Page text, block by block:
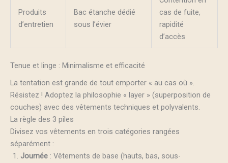
Produits
d’entretien
Bac étanche dédié
sous l’évier
cas de fuite,
rapidité
d’accès
Tenue et linge : Minimalisme et efficacité
La tentation est grande de tout emporter « au cas où ».
Résistez ! Adoptez la philosophie « layer » (superposition de
couches) avec des vêtements techniques et polyvalents.
La règle des 3 piles
Divisez vos vêtements en trois catégories rangées
séparément :
Journée : Vêtements de base (hauts, bas, sous-